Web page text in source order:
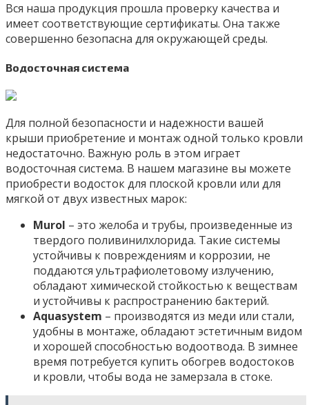
Вся наша продукция прошла проверку качества и
имеет соответствующие сертификаты. Она также
совершенно безопасна для окружающей среды.
Водосточная система
Для полной безопасности и надежности вашей
крыши приобретение и монтаж одной только кровли
недостаточно. Важную роль в этом играет
водосточная система. В нашем магазине вы можете
приобрести водосток для плоской кровли или для
мягкой от двух известных марок:
Murol – это желоба и трубы, произведенные из
твердого поливинилхлорида. Такие системы
устойчивы к повреждениям и коррозии, не
поддаются ультрафиолетовому излучению,
обладают химической стойкостью к веществам
и устойчивы к распространению бактерий.
Aquasystem – производятся из меди или стали,
удобны в монтаже, обладают эстетичным видом
и хорошей способностью водоотвода. В зимнее
время потребуется купить обогрев водостоков
и кровли, чтобы вода не замерзала в стоке.